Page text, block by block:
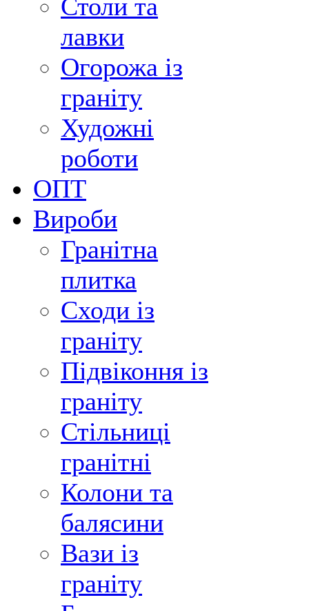
Столи та
лавки
Огорожа із
граніту
Художні
роботи
ОПТ
Вироби
Гранітна
плитка
Сходи із
граніту
Підвіконня із
граніту
Стільниці
гранітні
Колони та
балясини
Вази із
граніту